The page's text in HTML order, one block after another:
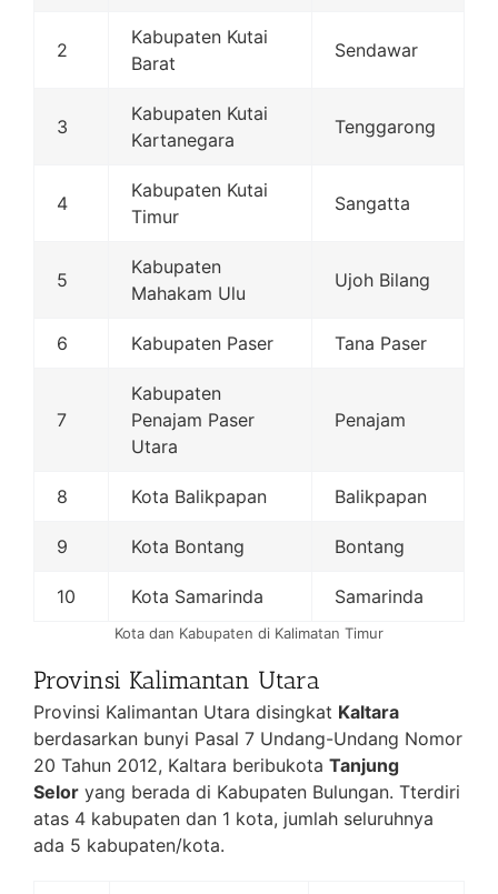
2
Kabupaten Kutai
Barat
Sendawar
3
Kabupaten Kutai
Kartanegara
Tenggarong
4
Kabupaten Kutai
Timur
Sangatta
5
Kabupaten
Mahakam Ulu
Ujoh Bilang
6 Kabupaten Paser Tana Paser
7
Kabupaten
Penajam Paser
Utara
Penajam
8 Kota Balikpapan Balikpapan
9 Kota Bontang Bontang
10 Kota Samarinda Samarinda
Kota dan Kabupaten di Kalimatan Timur
Provinsi Kalimantan Utara
Provinsi Kalimantan Utara disingkat Kaltara
berdasarkan bunyi Pasal 7 Undang-Undang Nomor
20 Tahun 2012, Kaltara beribukota Tanjung
Selor yang berada di Kabupaten Bulungan. Tterdiri
atas 4 kabupaten dan 1 kota, jumlah seluruhnya
ada 5 kabupaten/kota.